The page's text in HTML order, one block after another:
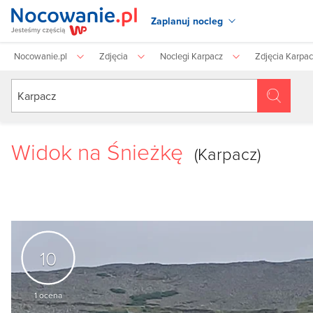
Zaplanuj nocleg
Nocowanie.pl Zdjęcia Noclegi Karpacz Zdjęcia
Widok na Śnieżkę (Karpacz)
10
1 ocena